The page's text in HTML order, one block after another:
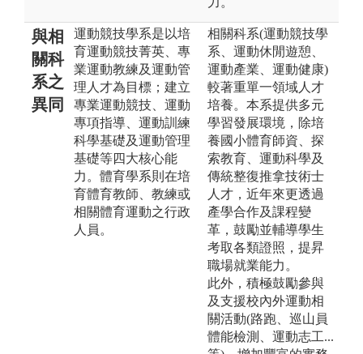
與相
關科
系之
異同
運動競技學系是以培
育運動競技菁英、專
業運動教練及運動管
理人才為目標；建立
專業運動競技、運動
專項指導、運動訓練
科學基礎及運動管理
基礎等四大核心能
力。體育學系則在培
育體育教師、教練或
相關體育運動之行政
人員。
相關科系(運動競技學
系、運動休閒遊憩、
運動產業、運動健康)
較著重單一領域人才
培養。本系提供多元
學習發展環境，除培
養國小體育師資、探
索教育、運動科學及
傳統整復推拿技術士
人才，近年來更透過
產學合作及課程變
革，鼓勵並輔導學生
考取各類證照，提昇
職場就業能力。
此外，積極鼓勵參與
及支援校內外運動相
關活動(路跑、巡山員
體能檢測、運動志工...